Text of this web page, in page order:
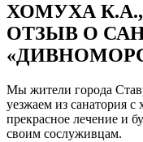
ХОМУХА
ОТЗЫВ О
Мы жители города
уезжаем из санатория
прекрасное лечение и
своим сослуживцам.